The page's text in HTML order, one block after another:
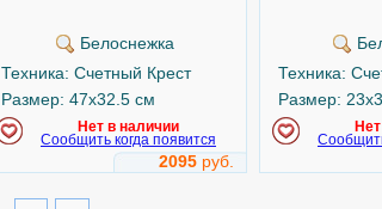
Белоснежка
Техника: Счетный Крест
Размер: 47x32.5 см
Нет в наличии
Сообщить когда появится
2095 руб.
Техника:
Размер: